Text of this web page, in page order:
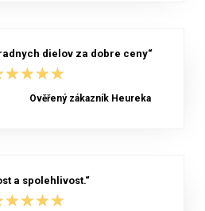
dielov za dobre ceny“
Ověřený zákazník Heureka
a spolehlivost.“